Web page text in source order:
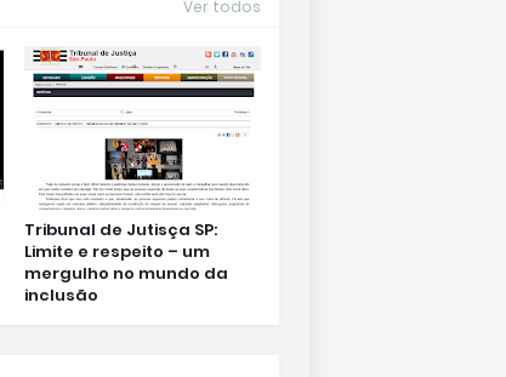
Ver todos
Tribunal de Jutisça SP:
Limite e respeito – um
mergulho no mundo da
inclusão